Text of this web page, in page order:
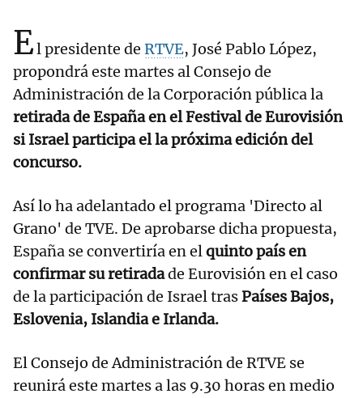
El presidente de RTVE, José Pablo López,
propondrá este martes al Consejo de
Administración de la Corporación pública la
retirada de España en el Festival de Eurovisión
si Israel participa el la próxima edición del
concurso.
Así lo ha adelantado el programa 'Directo al
Grano' de TVE. De aprobarse dicha propuesta,
España se convertiría en elquinto país en
confirmar su retiradade Eurovisión en el caso
de la participación de Israel trasPaíses Bajos,
Eslovenia, Islandia e Irlanda.
El Consejo de Administración de RTVE se
reunirá este martes a las 9.30 horas en medio